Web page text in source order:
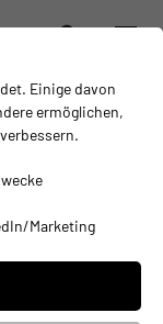
MACHINESMOBILE MACHINES
INTEGRATION
Einige davon
ermöglichen,
Marketing